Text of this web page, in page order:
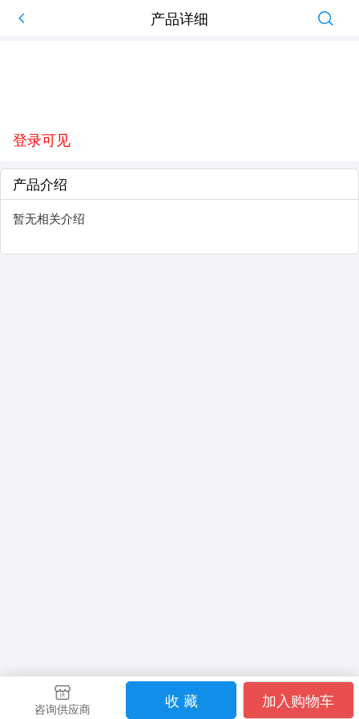
产品详细
登录可见
产品介绍
暂无相关介绍
咨询供应商 收 藏 加入购物车